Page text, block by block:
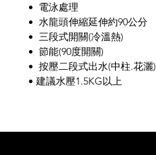
• 電泳處理
• 水龍頭伸縮延伸約90公分
• 三段式開關(冷溫熱)
• 節能(90度開關)
• 按壓二段式出水(中柱.花灑)
• 建議水壓1.5KG以上